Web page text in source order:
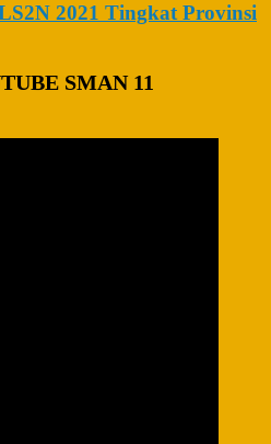
2021 Tingkat Provinsi
SMAN 11